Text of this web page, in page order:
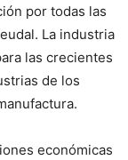
por todas las
La industria
las crecientes
de los
económicas